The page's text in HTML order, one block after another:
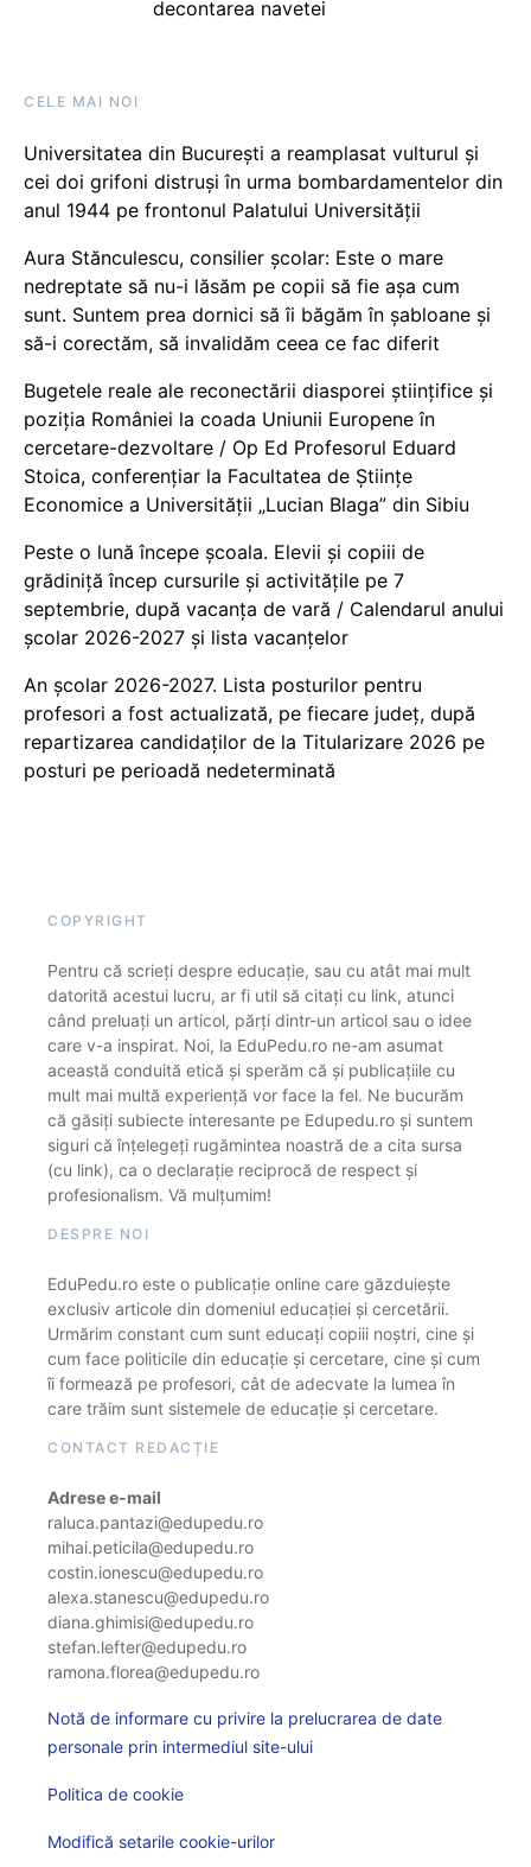
decontarea navetei
CELE MAI NOI
Universitatea din București a reamplasat vulturul și
cei doi grifoni distruși în urma bombardamentelor din
anul 1944 pe frontonul Palatului Universității
Aura Stănculescu, consilier școlar: Este o mare
nedreptate să nu-i lăsăm pe copii să fie așa cum
sunt. Suntem prea dornici să îi băgăm în șabloane și
să-i corectăm, să invalidăm ceea ce fac diferit
Bugetele reale ale reconectării diasporei științifice și
poziția României la coada Uniunii Europene în
cercetare-dezvoltare / Op Ed Profesorul Eduard
Stoica, conferențiar la Facultatea de Științe
Economice a Universității „Lucian Blaga” din Sibiu
Peste o lună începe școala. Elevii și copiii de
grădiniță încep cursurile și activitățile pe 7
septembrie, după vacanța de vară / Calendarul anului
școlar 2026-2027 și lista vacanțelor
An școlar 2026-2027. Lista posturilor pentru
profesori a fost actualizată, pe fiecare județ, după
repartizarea candidaților de la Titularizare 2026 pe
posturi pe perioadă nedeterminată
COPYRIGHT
Pentru că scrieți despre educație, sau cu atât mai mult
datorită acestui lucru, ar fi util să citați cu link, atunci
când preluați un articol, părți dintr-un articol sau o idee
care v-a inspirat. Noi, la EduPedu.ro ne-am asumat
această conduită etică și sperăm că și publicațiile cu
mult mai multă experiență vor face la fel. Ne bucurăm
că găsiți subiecte interesante pe Edupedu.ro și suntem
siguri că înțelegeți rugămintea noastră de a cita sursa
(cu link), ca o declarație reciprocă de respect și
profesionalism. Vă mulțumim!
DESPRE NOI
EduPedu.ro este o publicație online care găzduiește
exclusiv articole din domeniul educației și cercetării.
Urmărim constant cum sunt educați copiii noștri, cine și
cum face politicile din educație și cercetare, cine și cum
îi formează pe profesori, cât de adecvate la lumea în
care trăim sunt sistemele de educație și cercetare.
CONTACT REDACȚIE
Adrese e-mail
raluca.pantazi@edupedu.ro
mihai.peticila@edupedu.ro
costin.ionescu@edupedu.ro
alexa.stanescu@edupedu.ro
diana.ghimisi@edupedu.ro
stefan.lefter@edupedu.ro
ramona.florea@edupedu.ro
Notă de informare cu privire la prelucrarea de date
personale prin intermediul site-ului
Politica de cookie
Modifică setarile cookie-urilor